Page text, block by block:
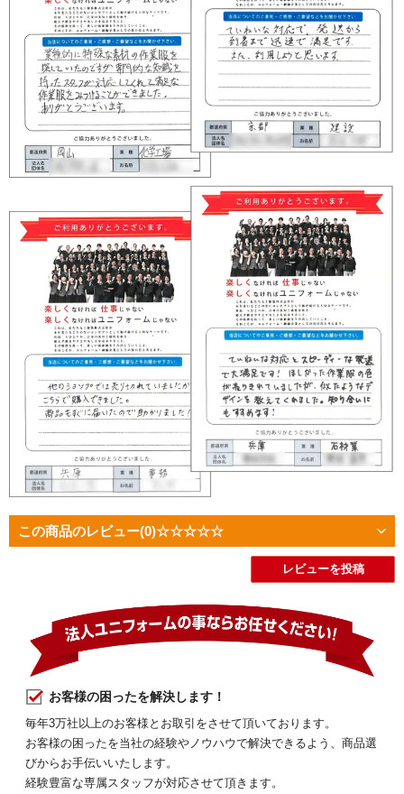
この商品のレビュー(0)☆☆☆☆☆
レビューを投稿
お客様の困ったを解決します！
毎年3万社以上のお客様とお取引をさせて頂いております。
お客様の困ったを当社の経験やノウハウで解決できるよう、商品選
びからお手伝いいたします。
経験豊富な専属スタッフが対応させて頂きます。